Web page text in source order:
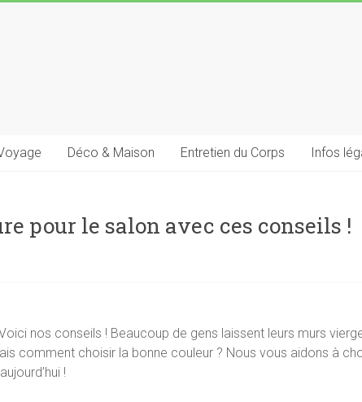
Déco & Maison Entretien du Corps Infos
pour le salon avec ces conseils !
nos conseils ! Beaucoup de gens laissent leurs murs
comment choisir la bonne couleur ? Nous vous aidons à
!